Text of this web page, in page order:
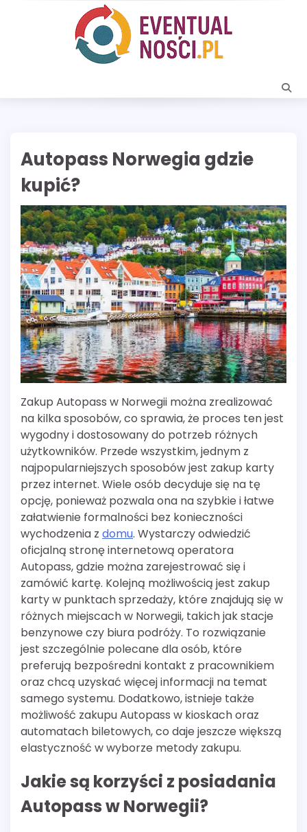
Autopass Norwegia gdzie
kupić?
Zakup Autopass w Norwegii można zrealizować
na kilka sposobów, co sprawia, że proces ten jest
wygodny i dostosowany do potrzeb różnych
użytkowników. Przede wszystkim, jednym z
najpopularniejszych sposobów jest zakup karty
przez internet. Wiele osób decyduje się na tę
opcję, ponieważ pozwala ona na szybkie i łatwe
załatwienie formalności bez konieczności
wychodzenia z domu. Wystarczy odwiedzić
oficjalną stronę internetową operatora
Autopass, gdzie można zarejestrować się i
zamówić kartę. Kolejną możliwością jest zakup
karty w punktach sprzedaży, które znajdują się w
różnych miejscach w Norwegii, takich jak stacje
benzynowe czy biura podróży. To rozwiązanie
jest szczególnie polecane dla osób, które
preferują bezpośredni kontakt z pracownikiem
oraz chcą uzyskać więcej informacji na temat
samego systemu. Dodatkowo, istnieje także
możliwość zakupu Autopass w kioskach oraz
automatach biletowych, co daje jeszcze większą
elastyczność w wyborze metody zakupu.
Jakie są korzyści z posiadania
Autopass w Norwegii?